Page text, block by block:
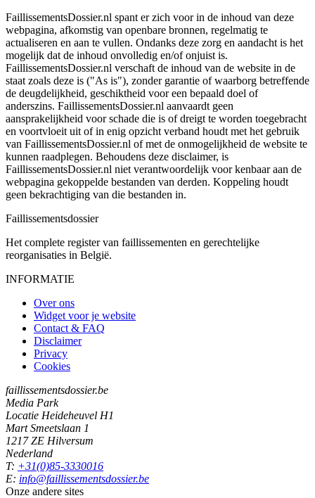
FaillissementsDossier.nl spant er zich voor in de inhoud van deze
webpagina, afkomstig van openbare bronnen, regelmatig te
actualiseren en aan te vullen. Ondanks deze zorg en aandacht is het
mogelijk dat de inhoud onvolledig en/of onjuist is.
FaillissementsDossier.nl verschaft de inhoud van de website in de
staat zoals deze is ("As is"), zonder garantie of waarborg betreffende
de deugdelijkheid, geschiktheid voor een bepaald doel of
anderszins. FaillissementsDossier.nl aanvaardt geen
aansprakelijkheid voor schade die is of dreigt te worden toegebracht
en voortvloeit uit of in enig opzicht verband houdt met het gebruik
van FaillissementsDossier.nl of met de onmogelijkheid de website te
kunnen raadplegen. Behoudens deze disclaimer, is
FaillissementsDossier.nl niet verantwoordelijk voor kenbaar aan de
webpagina gekoppelde bestanden van derden. Koppeling houdt
geen bekrachtiging van die bestanden in.
Faillissementsdossier
Het complete register van faillissementen en gerechtelijke
reorganisaties in België.
INFORMATIE
Over ons
Widget voor je website
Contact & FAQ
Disclaimer
Privacy
Cookies
faillissementsdossier.be
Media Park
Locatie Heideheuvel H1
Mart Smeetslaan 1
1217 ZE Hilversum
Nederland
T: +31(0)85-3330016
E: info@faillissementsdossier.be
Onze andere sites